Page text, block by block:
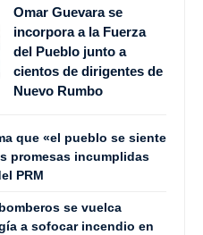
Omar Guevara se
incorpora a la Fuerza
del Pueblo junto a
cientos de dirigentes de
Nuevo Rumbo
que «el pueblo se siente
promesas incumplidas
PRM
se vuelca
a sofocar incendio en